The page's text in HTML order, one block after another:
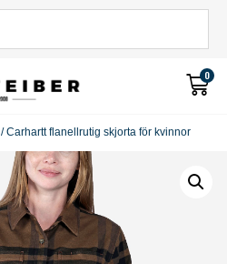
0
/ Carhartt flanellrutig skjorta för kvinnor